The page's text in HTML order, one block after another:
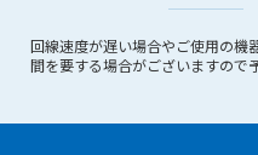
回線速度が遅い場合やご使用の機
間を要する場合がございますので
(3) 広告掲載料金の支払が遅
(4) その他、管理者が不適当
管理者は、会員の承諾なく